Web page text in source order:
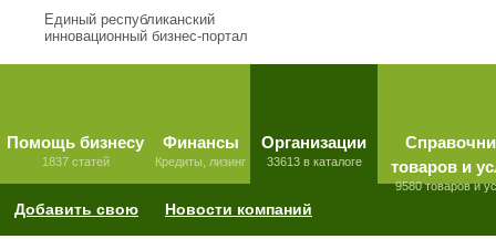
Единый республиканский
инновационный бизнес-портал
Помощь бизнесу
1837 статей
Финансы
Кредиты, лизинг
Организации
33613 в каталоге
товаров и
9580 товаров и
Добавить свою Новости компаний